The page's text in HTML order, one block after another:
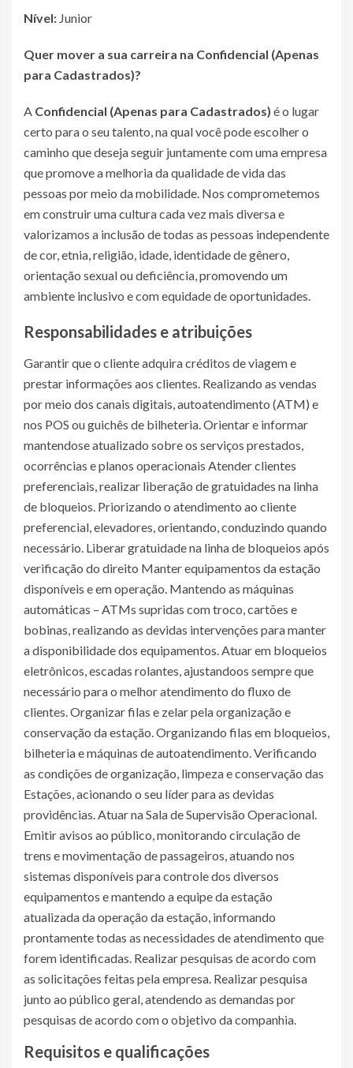
Nível: Junior
Quer mover a sua carreira na Confidencial (Apenas
para Cadastrados)?
A Confidencial (Apenas para Cadastrados) é o lugar
certo para o seu talento, na qual você pode escolher o
caminho que deseja seguir juntamente com uma empresa
que promove a melhoria da qualidade de vida das
pessoas por meio da mobilidade. Nos comprometemos
em construir uma cultura cada vez mais diversa e
valorizamos a inclusão de todas as pessoas independente
de cor, etnia, religião, idade, identidade de gênero,
orientação sexual ou deficiência, promovendo um
ambiente inclusivo e com equidade de oportunidades.
Responsabilidades e atribuições
Garantir que o cliente adquira créditos de viagem e
prestar informações aos clientes. Realizando as vendas
por meio dos canais digitais, autoatendimento (ATM) e
nos POS ou guichês de bilheteria. Orientar e informar
mantendose atualizado sobre os serviços prestados,
ocorrências e planos operacionais Atender clientes
preferenciais, realizar liberação de gratuidades na linha
de bloqueios. Priorizando o atendimento ao cliente
preferencial, elevadores, orientando, conduzindo quando
necessário. Liberar gratuidade na linha de bloqueios após
verificação do direito Manter equipamentos da estação
disponíveis e em operação. Mantendo as máquinas
automáticas – ATMs supridas com troco, cartões e
bobinas, realizando as devidas intervenções para manter
a disponibilidade dos equipamentos. Atuar em bloqueios
eletrônicos, escadas rolantes, ajustandoos sempre que
necessário para o melhor atendimento do fluxo de
clientes. Organizar filas e zelar pela organização e
conservação da estação. Organizando filas em bloqueios,
bilheteria e máquinas de autoatendimento. Verificando
as condições de organização, limpeza e conservação das
Estações, acionando o seu líder para as devidas
providências. Atuar na Sala de Supervisão Operacional.
Emitir avisos ao público, monitorando circulação de
trens e movimentação de passageiros, atuando nos
sistemas disponíveis para controle dos diversos
equipamentos e mantendo a equipe da estação
atualizada da operação da estação, informando
prontamente todas as necessidades de atendimento que
forem identificadas. Realizar pesquisas de acordo com
as solicitações feitas pela empresa. Realizar pesquisa
junto ao público geral, atendendo as demandas por
pesquisas de acordo com o objetivo da companhia.
Requisitos e qualificações